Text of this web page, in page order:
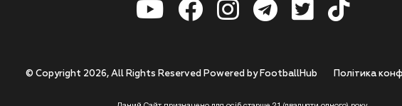
Полiтика
© Copyright 2026, All Rights Reserved Powered by FootballHub